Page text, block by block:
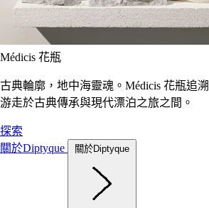
Médicis 花瓶
古典輪廓，地中海靈魂。Médicis 花瓶追
游走於古典傳承與現代漂泊之旅之間。
探索
關於Diptyque
關於Diptyque